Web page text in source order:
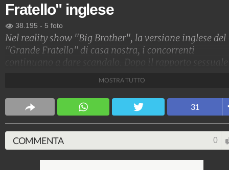
Fratello" inglese
38.195 - 5 foto
Nel reality show "Big Brother", la versione inglese del
"Grande Fratello" di casa nostra, i concorrenti
continuano a dare scandalo. Dopo il rapporto sessuale
new entry Evelyn Ellis.
2.990.621-1 video-185 foto
MOSTRA TUTTO
31
COMMENTA 0